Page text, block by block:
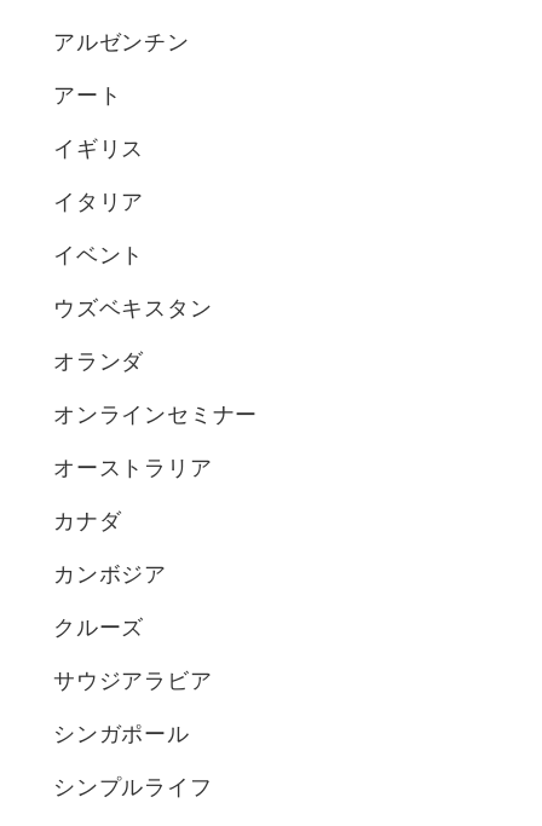
アルゼンチン
アート
イギリス
イタリア
イベント
ウズベキスタン
オランダ
オンラインセミナー
オーストラリア
カナダ
カンボジア
クルーズ
サウジアラビア
シンガポール
シンプルライフ